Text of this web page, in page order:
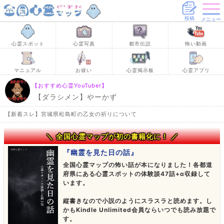
投稿 メニュー
心霊スポット 心霊写真 都市伝説 怖い動画
マニュアル お祓い 心霊掲示板 心霊アプリ
【おすすめ心霊YouTuber】
【ダラシメン】やーかず
【新着スレ】宮城県松島町の乙女の祈りについて
＼ 全国心霊マップが初の書籍化に！ ／
『幽霊を見た日の話』
全国心霊マップの怖い話が本になりました！各都道
府県にある心霊スポットの体験談47話+α収録して
います。
縦書きなので小説のようにスラスラと読めます。し
かもKindle Unlimited会員ならいつでも読み放題で
す。